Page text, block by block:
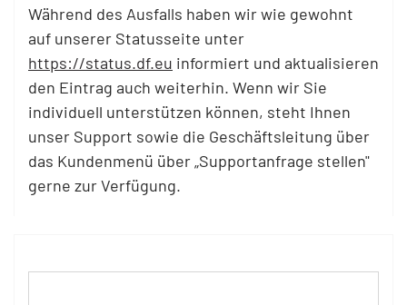
Während des Ausfalls haben wir wie gewohnt
auf unserer Statusseite unter
https://status.df.eu informiert und aktualisieren
den Eintrag auch weiterhin. Wenn wir Sie
individuell unterstützen können, steht Ihnen
unser Support sowie die Geschäftsleitung über
das Kundenmenü über „Supportanfrage stellen"
gerne zur Verfügung.